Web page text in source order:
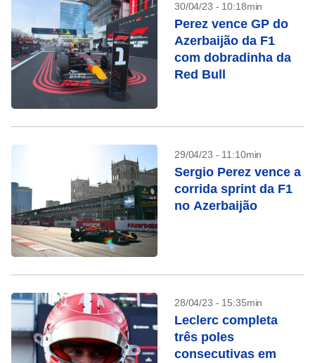
30/04/23 - 10:18min
Perez vence GP do
Azerbaijão da F1
com dobradinha da
Red Bull
29/04/23 - 11:10min
Sergio Perez vence a
corrida sprint da F1
no Azerbaijão
28/04/23 - 15:35min
Leclerc completa
três poles
consecutivas em